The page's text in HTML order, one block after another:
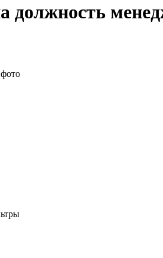
должность